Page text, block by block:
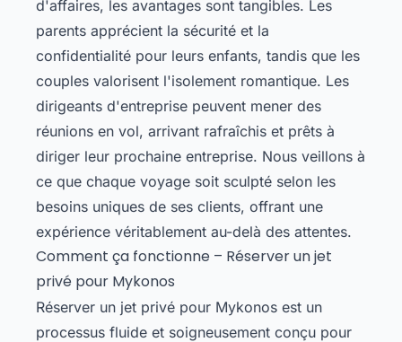
d'affaires, les avantages sont tangibles. Les
parents apprécient la sécurité et la
confidentialité pour leurs enfants, tandis que les
couples valorisent l'isolement romantique. Les
dirigeants d'entreprise peuvent mener des
réunions en vol, arrivant rafraîchis et prêts à
diriger leur prochaine entreprise. Nous veillons à
ce que chaque voyage soit sculpté selon les
besoins uniques de ses clients, offrant une
expérience véritablement au-delà des attentes.
Comment ça fonctionne – Réserver un jet
privé pour Mykonos
Réserver un jet privé pour Mykonos est un
processus fluide et soigneusement conçu pour